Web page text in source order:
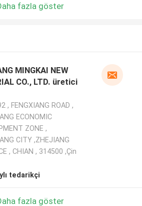
fazla göster
MINGKAI NEW
CO., LTD. üretici
, FENGXIANG ROAD ,
ECONOMIC
ZONE ,
CITY ,ZHEJIANG
, CHIAN , 314500 ,Çin
tedarikçi
fazla göster